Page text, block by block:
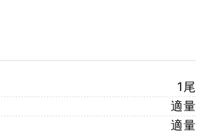
1尾
適量
適量